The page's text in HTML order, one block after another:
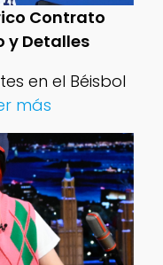
Contrato
y Detalles
en el Béisbol
más